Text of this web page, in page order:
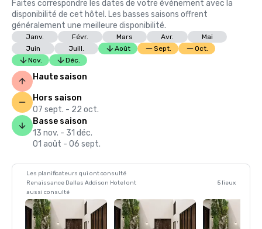
Faites correspondre les dates de votre événement avec la
disponibilité de cet hôtel. Les basses saisons offrent
généralement une meilleure disponibilité.
Janv. Févr. Mars Avr.
Mai
Juin
Juill. Août Sept.
Oct.
Nov.
Déc.
Haute saison
Hors saison
07 sept. - 22 oct.
Basse saison
13 nov. - 31 déc.
01 août - 06 sept.
Les planificateurs qui ont consulté
Renaissance Dallas Addison Hotel ont
aussi consulté
5 lieux